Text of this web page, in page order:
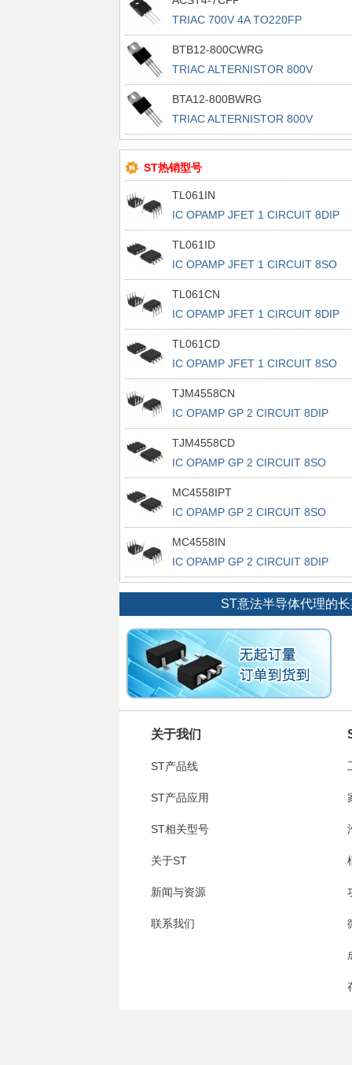
TRIAC 700V 4A TO220FP
BTB12-800CWRG
TRIAC ALTERNISTOR 800V
TO220AB
BTA12-800BWRG
TRIAC ALTERNISTOR 800V
TO220AB
ST热销型号
TL061IN
IC OPAMP JFET 1 CIRCUIT 8DIP
TL061ID
IC OPAMP JFET 1 CIRCUIT 8SO
TL061CN
IC OPAMP JFET 1 CIRCUIT 8DIP
TL061CD
IC OPAMP JFET 1 CIRCUIT 8SO
TJM4558CN
IC OPAMP GP 2 CIRCUIT 8DIP
TJM4558CD
IC OPAMP GP 2 CIRCUIT 8SO
MC4558IPT
IC OPAMP GP 2 CIRCUIT 8SO
MC4558IN
IC OPAMP GP 2 CIRCUIT 8DIP
ST意法半导体代理的
关于我们
ST产品线
ST产品应用
ST相关型号
关于ST
新闻与资源
联系我们